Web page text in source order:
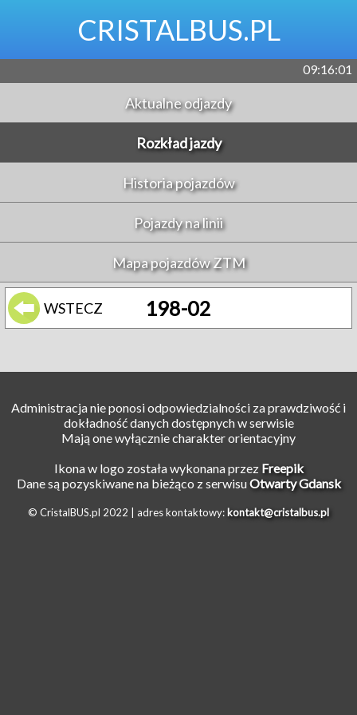
CRISTALBUS.PL
09:16:01
Aktualne odjazdy
Rozkład jazdy
Historia pojazdów
Pojazdy na linii
Mapa pojazdów ZTM
WSTECZ 198-02
Administracja nie ponosi odpowiedzialności za prawdziwość i
dokładność danych dostępnych w serwisie
Mają one wyłącznie charakter orientacyjny
Ikona w logo została wykonana przez Freepik
Dane są pozyskiwane na bieżąco z serwisuOtwarty Gdansk
© CristalBUS.pl 2022 | adres kontaktowy: kontakt@cristalbus.pl